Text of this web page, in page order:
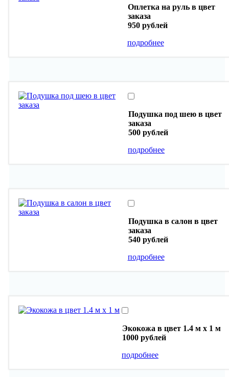
Оплетка на руль в цвет
заказа
950 рублей
подробнее
Подушка под шею в цвет
заказа
500 рублей
подробнее
Подушка в салон в цвет
заказа
540 рублей
подробнее
Экокожа в цвет 1.4 м х 1 м
1000 рублей
подробнее